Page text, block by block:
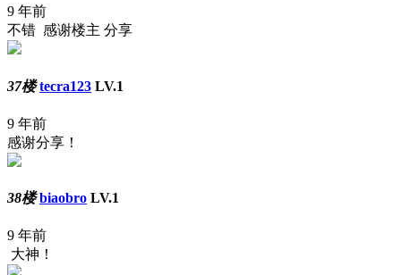
9 年前
不错 感谢楼主 分享
37楼 tecra123 LV.1
9 年前
感谢分享！
38楼 biaobro LV.1
9 年前
大神！